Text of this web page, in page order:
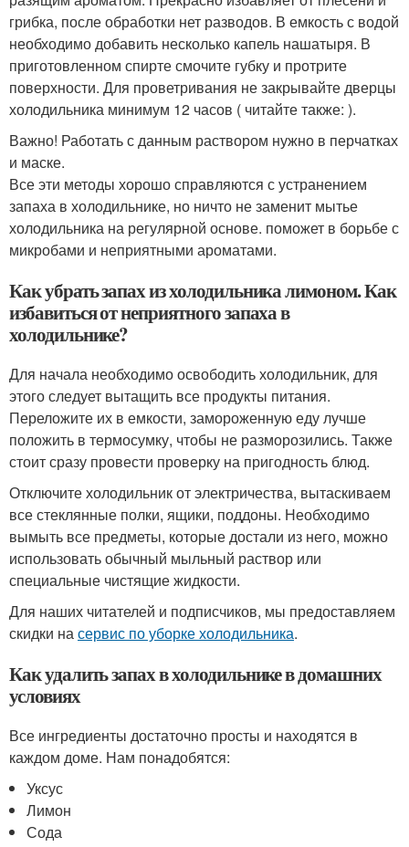
грибка, после обработки нет разводов. В емкость с водой
необходимо добавить несколько капель нашатыря. В
приготовленном спирте смочите губку и протрите
поверхности. Для проветривания не закрывайте дверцы
холодильника минимум 12 часов ( читайте также: ).
Важно! Работать с данным раствором нужно в перчатках
и маске.
Все эти методы хорошо справляются с устранением
запаха в холодильнике, но ничто не заменит мытье
холодильника на регулярной основе. поможет в борьбе с
микробами и неприятными ароматами.
Как убрать запах из холодильника лимоном. Как
избавиться от неприятного запаха в
холодильнике?
Для начала необходимо освободить холодильник, для
этого следует вытащить все продукты питания.
Переложите их в емкости, замороженную еду лучше
положить в термосумку, чтобы не разморозились. Также
стоит сразу провести проверку на пригодность блюд.
Отключите холодильник от электричества, вытаскиваем
все стеклянные полки, ящики, поддоны. Необходимо
вымыть все предметы, которые достали из него, можно
использовать обычный мыльный раствор или
специальные чистящие жидкости.
Для наших читателей и подписчиков, мы предоставляем
скидки насервис по уборке холодильника.
Как удалить запах в холодильнике в домашних
условиях
Все ингредиенты достаточно просты и находятся в
каждом доме. Нам понадобятся:
Уксус
Лимон
Сода